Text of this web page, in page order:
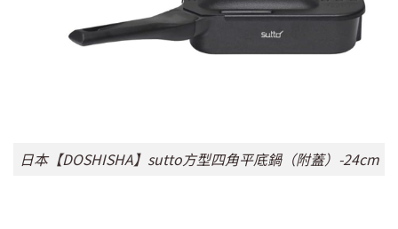
日本【DOSHISHA】sutto方型四角平底鍋（附蓋）-24cm